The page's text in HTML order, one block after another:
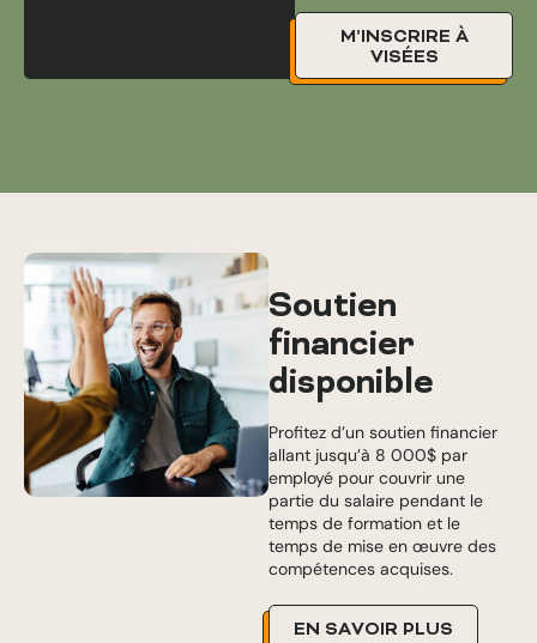
M’INSCRIRE À
VISÉES
Soutien
financier
disponible
Profitez d’un soutien financier
allant jusqu’à 8 000$ par
employé pour couvrir une
partie du salaire pendant le
temps de formation et le
temps de mise en œuvre des
compétences acquises.
EN SAVOIR PLUS